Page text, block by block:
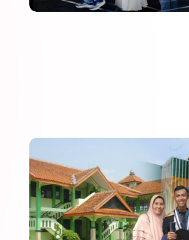
No Comments